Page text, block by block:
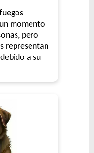
momento
pero
representan
a su